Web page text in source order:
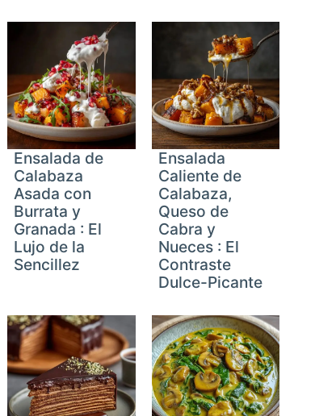
Ensalada de
Calabaza
Asada con
Burrata y
Granada : El
Lujo de la
Sencillez
Ensalada
Caliente de
Calabaza,
Queso de
Cabra y
Nueces : El
Contraste
Dulce-Picante